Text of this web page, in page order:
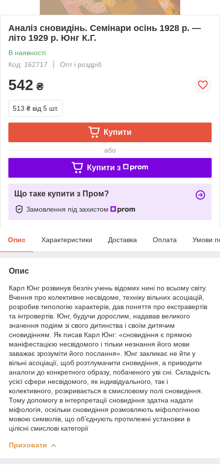
Аналіз сновидінь. Семінари осінь 1928 р. —
літо 1929 р. Юнг К.Г.
В наявності
Код: 162717
Опт і роздріб
542 ₴
513 ₴ від 5 шт.
Купити
або
Купити з
Що таке купити з Пром?
Замовлення під захистом
Опис Характеристики Доставка Оплата Умови
Опис
Карл Юнг розвинув безліч учень відомих нині по всьому світу.
Вчення про колективне несвідоме, техніку вільних асоціацій,
розробив типологію характерів, дав поняття про екстравертів
та інтровертів. Юнг, будучи дорослим, надавав великого
значення подіям зі свого дитинства і своїм дитячим
сновидінням. Як писав Карл Юнг: «сновидіння є прямою
маніфестацією несвідомого і тільки незнання його мови
заважає зрозуміти його послання». Юнг закликає не йти у
вільні асоціації, щоб розтлумачити сновидіння, а приводити
аналоги до конкретного образу, побаченого уві сні. Складність
усієї сфери несвідомого, як індивідуального, так і
колективного, розкривається в смисловому полі сновидіння.
Тому допомогу в інтерпретації сновидіння здатна надати
міфологія, оскільки сновидіння розмовляють міфологічною
мовою символів, що об’єднують протилежні установки в
цілісні смислові категорії
Приховати